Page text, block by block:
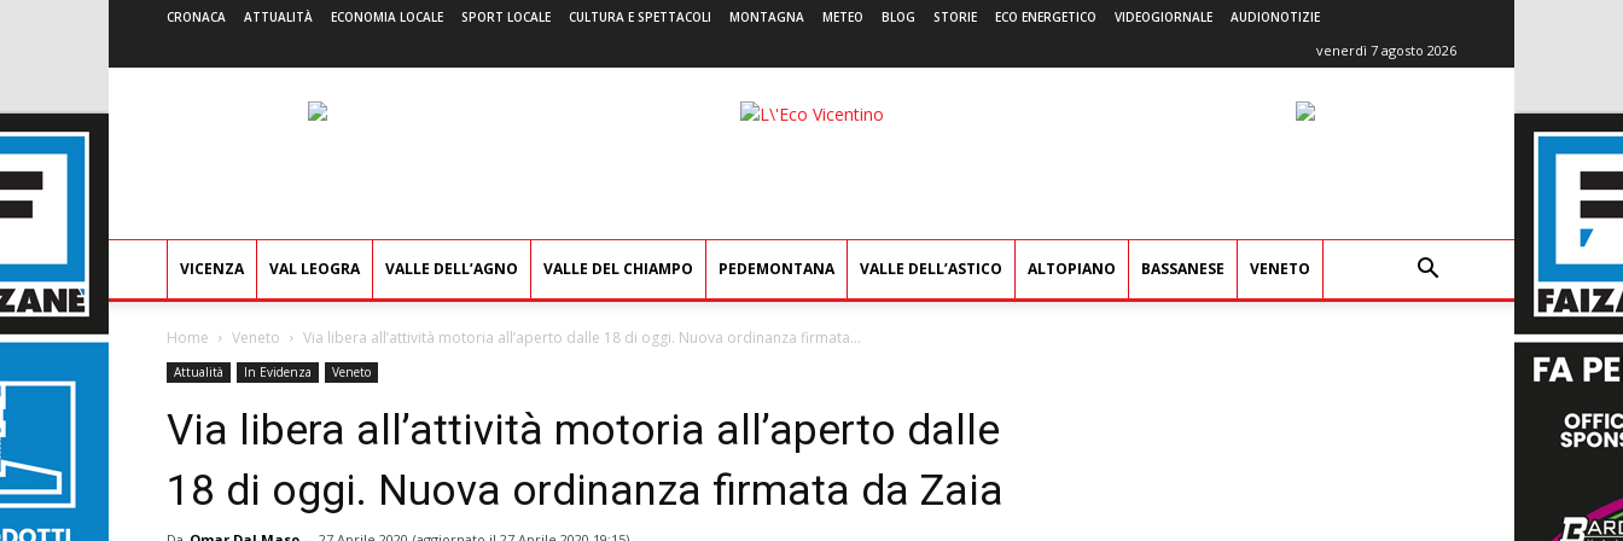
CRONACA ATTUALITÀ ECONOMIA LOCALE SPORT LOCALE CULTURA E SPETTACOLI MONTAGNA METEO BLOG STORIE ECO ENERGETICO VIDEOGIORNALE AUDIONOTIZIE
venerdì 7 agosto 2026
L'Eco
VICENZA VAL LEOGRA VALLE DELL’AGNO VALLE DEL CHIAMPO PEDEMONTANA VALLE DELL’ASTICO ALTOPIANO BASSANESE VENETO
Home Veneto Via libera all’attività motoria all’aperto dalle 18 di oggi. Nuova ordinanza firmata...
Attualità In Evidenza Veneto
Via libera all’attività motoria all’aperto dalle
18 di oggi. Nuova ordinanza firmata da Zaia